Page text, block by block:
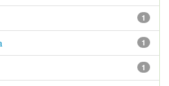
1
1
1